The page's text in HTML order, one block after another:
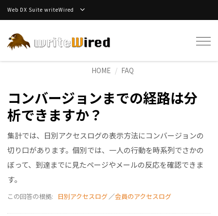
Web DX Suite writeWired
HOME
FAQ
コンバージョンまでの経路は分
析できますか？
集計では、日別アクセスログの表示方法にコンバージョンの
切り口があります。個別では、一人の行動を時系列でさかの
ぼって、到達までに見たページやメールの反応を確認できま
す。
この回答の根拠: 日別アクセスログ／会員のアクセスログ